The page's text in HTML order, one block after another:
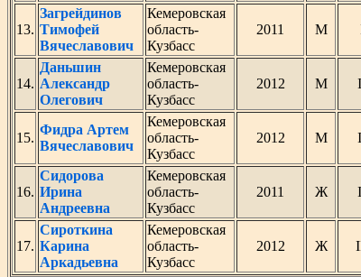
13.
Загрейдинов
Тимофей
Вячеславович
Кемеровская
область-
Кузбасс
2011 М
14.
Даньшин
Александр
Олегович
Кемеровская
область-
Кузбасс
2012 М
15.
Фидра Артем
Вячеславович
Кемеровская
область-
Кузбасс
2012 М
16.
Сидорова
Ирина
Андреевна
Кемеровская
область-
Кузбасс
2011 Ж
17.
Сироткина
Карина
Аркадьевна
Кемеровская
область-
Кузбасс
2012 Ж